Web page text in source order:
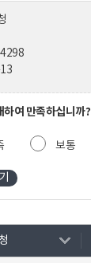
하여 만족하십니까?
보통